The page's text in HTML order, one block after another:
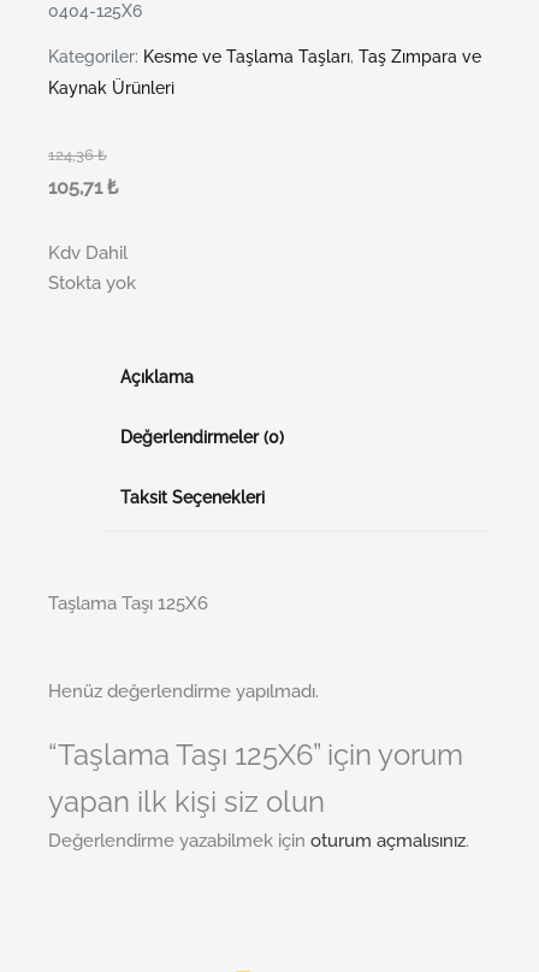
0404-125X6
Kategoriler: Kesme ve Taşlama Taşları, Taş Zımpara ve
Kaynak Ürünleri
124,36₺
105,71₺
Kdv Dahil
Stokta yok
Açıklama
Değerlendirmeler (0)
Taksit Seçenekleri
Taşlama Taşı 125X6
Henüz değerlendirme yapılmadı.
“Taşlama Taşı 125X6” için yorum
yapan ilk kişi siz olun
Değerlendirme yazabilmek için oturum açmalısınız.